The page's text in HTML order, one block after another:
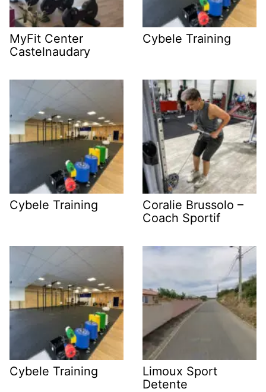
MyFit Center
Castelnaudary
Cybele Training
Cybele Training
Coralie Brussolo –
Coach Sportif
Cybele Training
Limoux Sport
Detente